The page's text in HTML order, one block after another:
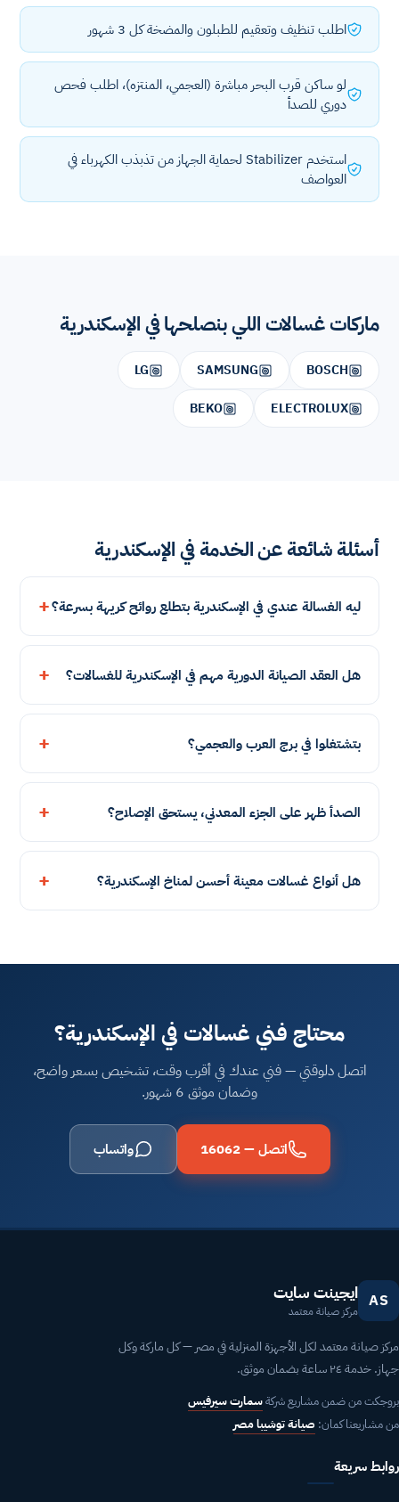
اطلب تنظيف وتعقيم للطبلون والمضخة كل 3 شهور
لو ساكن قرب البحر مباشرة (العجمي، المنتزه)، اطلب فحص
دوري للصدأ
استخدم Stabilizer لحماية الجهاز من تذبذب الكهرباء في
العواصف
ماركات غسالات اللي بنصلحها في الإسكندرية
BOSCH
SAMSUNG
LG
ELECTROLUX
BEKO
أسئلة شائعة عن الخدمة في الإسكندرية
ليه الغسالة عندي في الإسكندرية بتطلع روائح كريهة بسرعة؟
هل العقد الصيانة الدورية مهم في الإسكندرية للغسالات؟
بتشتغلوا في برج العرب والعجمي؟
الصدأ ظهر على الجزء المعدني، يستحق الإصلاح؟
هل أنواع غسالات معينة أحسن لمناخ الإسكندرية؟
محتاج فني غسالات في الإسكندرية؟
اتصل دلوقتي — فني عندك في أقرب وقت، تشخيص بسعر واضح،
وضمان موثق 6 شهور.
اتصل — 16062 واتساب
AS ايجينت سايت
مركز صيانة معتمد
مركز صيانة معتمد لكل الأجهزة المنزلية في مصر — كل ماركة وكل
جهاز. خدمة ٢٤ ساعة بضمان موثق.
بروجكت من ضمن مشاريع شركةسمارت سيرفيس
من مشاريعنا كمان: صيانة توشيبا مصر
روابط سريعة